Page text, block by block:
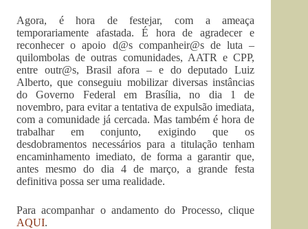
Agora, é hora de festejar, com a ameaça
temporariamente afastada. É hora de agradecer e
reconhecer o apoio d@s companheir@s de luta –
quilombolas de outras comunidades, AATR e CPP,
entre outr@s, Brasil afora – e do deputado Luiz
Alberto, que conseguiu mobilizar diversas instâncias
do Governo Federal em Brasília, no dia 1 de
novembro, para evitar a tentativa de expulsão imediata,
com a comunidade já cercada. Mas também é hora de
trabalhar em conjunto, exigindo que os
desdobramentos necessários para a titulação tenham
encaminhamento imediato, de forma a garantir que,
antes mesmo do dia 4 de março, a grande festa
definitiva possa ser uma realidade.
Para acompanhar o andamento do Processo, clique
AQUI.